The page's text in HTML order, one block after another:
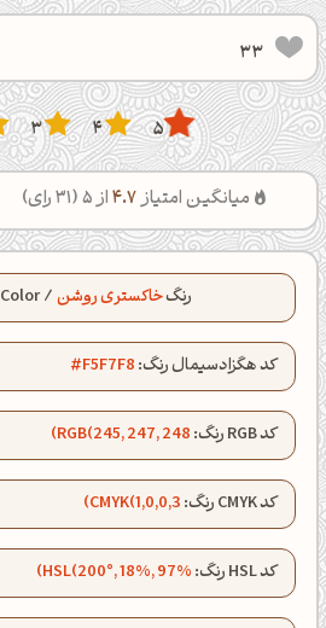
33
5
4
3
میانگین امتیاز4.7از 5 ( 31رای)
رنگخاکستری روشن/
Color
کد هگزادسیمال رنگ:#F5F7F8
کد RGB رنگ: RGB(245, 247, 248)
کد CMYK رنگ: CMYK(1,0,0,3)
کد HSL رنگ: HSL(200°, 18%, 97%)